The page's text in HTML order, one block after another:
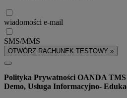
wiadomości e-mail
SMS/MMS
OTWÓRZ RACHUNEK TESTOWY »
Polityka Prywatności OANDA
Demo, Usługa Informacyjno-